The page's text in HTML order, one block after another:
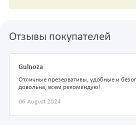
Отзывы покупателей
Gulnoza
Отличные презервативы, удобные и
довольна, всем рекомендую!
06 August 2024